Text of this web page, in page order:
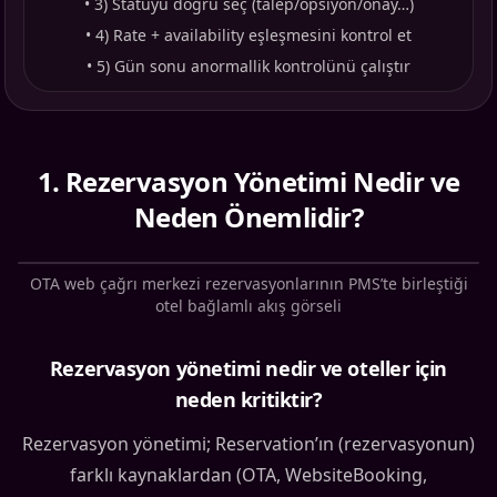
• 3) Statüyü doğru seç (talep/opsiyon/onay…)
• 4) Rate + availability eşleşmesini kontrol et
• 5) Gün sonu anormallik kontrolünü çalıştır
1. Rezervasyon Yönetimi Nedir ve
Neden Önemlidir?
OTA web çağrı merkezi rezervasyonlarının PMS’te birleştiği
otel bağlamlı akış görseli
Rezervasyon yönetimi nedir ve oteller için
neden kritiktir?
Rezervasyon yönetimi; Reservation’ın (rezervasyonun)
farklı kaynaklardan (OTA, WebsiteBooking,